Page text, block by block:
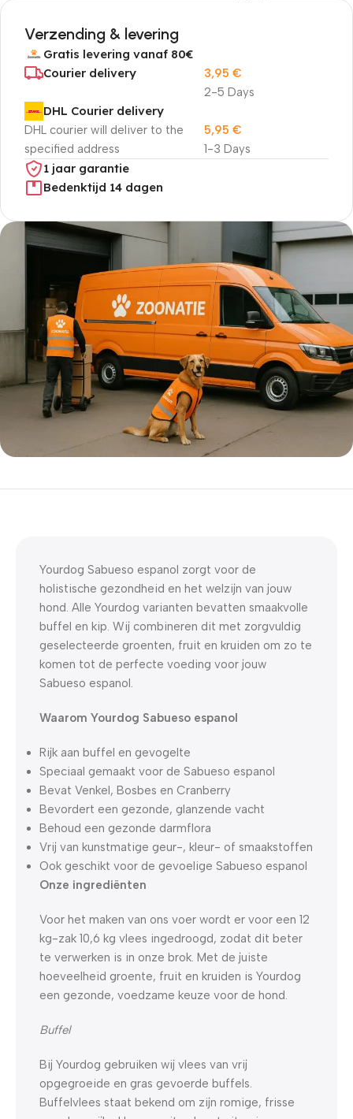
Verzending & levering
Gratis levering vanaf 80€
Courier delivery
2-5 Days
3,95 €
DHL Courier delivery
DHL courier will deliver to the
specified address
1-3 Days
5,95 €
1 jaar garantie
Bedenktijd 14 dagen
5% korting met code
Yourdog Sabueso espanol zorgt voor de
holistische gezondheid en het welzijn van jouw
hond. Alle Yourdog varianten bevatten smaakvolle
buffel en kip. Wij combineren dit met zorgvuldig
geselecteerde groenten, fruit en kruiden om zo te
komen tot de perfecte voeding voor jouw
Sabueso espanol.
Waarom Yourdog Sabueso espanol
Rijk aan buffel en gevogelte
Speciaal gemaakt voor de Sabueso espanol
Bevat Venkel, Bosbes en Cranberry
Bevordert een gezonde, glanzende vacht
Behoud een gezonde darmflora
Vrij van kunstmatige geur-, kleur- of smaakstoffen
Ook geschikt voor de gevoelige Sabueso espanol
Onze ingrediënten
Voor het maken van ons voer wordt er voor een 12
kg-zak 10,6 kg vlees ingedroogd, zodat dit beter
te verwerken is in onze brok. Met de juiste
hoeveelheid groente, fruit en kruiden is Yourdog
een gezonde, voedzame keuze voor de hond.
Buffel
Bij Yourdog gebruiken wij vlees van vrij
opgegroeide en gras gevoerde buffels.
Buffelvlees staat bekend om zijn romige, frisse